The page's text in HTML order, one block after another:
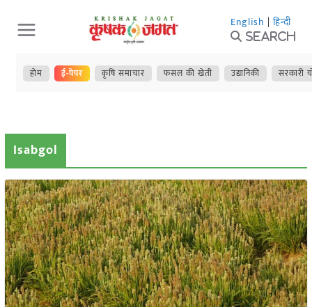
Skip
to
content
English | हिन्दी
Search
होम ई-पेपर कृषि समाचार फसल की खेती उद्यानिकी सरकारी
Isabgol